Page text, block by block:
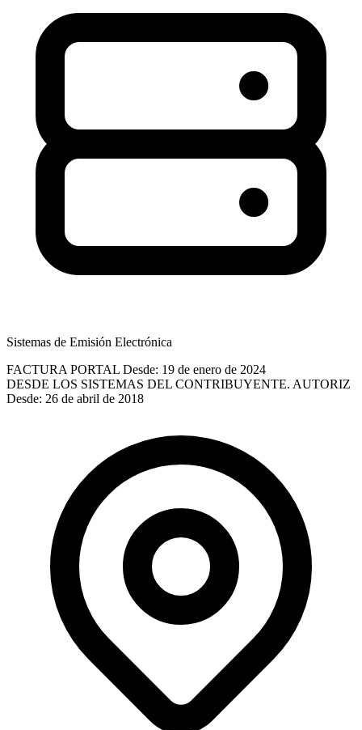
Sistemas de Emisión Electrónica
FACTURA PORTAL Desde: 19 de enero de 2024
DESDE LOS SISTEMAS DEL CONTRIBUYENTE. AUTORIZ
Desde: 26 de abril de 2018